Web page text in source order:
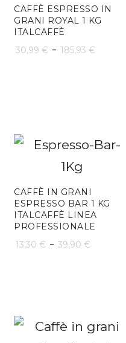
CAFFÈ ESPRESSO IN
GRANI ROYAL 1 KG
ITALCAFFÈ
30,99 € - 185,93 €
CAFFÈ IN GRANI
ESPRESSO BAR 1 KG
ITALCAFFÈ LINEA
PROFESSIONALE
13,30 € - 39,90 €
13,30 €